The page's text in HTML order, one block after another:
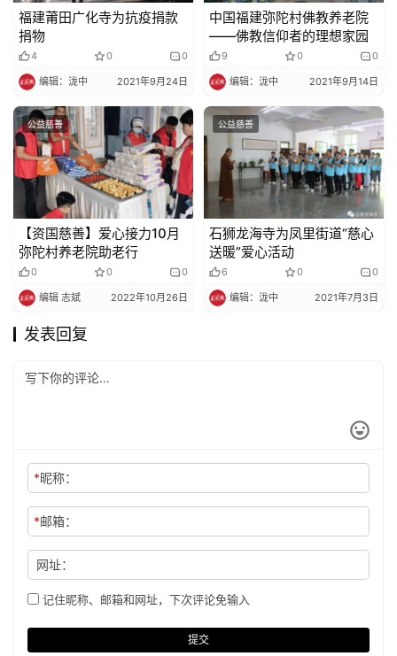
明
福建莆田广化寺为抗疫捐款
捐物
4 0 0
编辑：泷中 2021年9月24日
中国福建弥陀村佛教养老院
——佛教信仰者的理想家园
9 0 0
编辑：泷中 2021年9月14日
公益慈善
【资国慈善】爱心接力10月
弥陀村养老院助老行
0 0 0
编辑 志斌 2022年10月26日
公益慈善
石狮龙海寺为凤里街道“慈心
送暖”爱心活动
6 0 0
编辑：泷中 2021年7月3日
发表回复
*昵称：
*邮箱：
网址：
记住昵称、邮箱和网址，下次评论免输入
提交